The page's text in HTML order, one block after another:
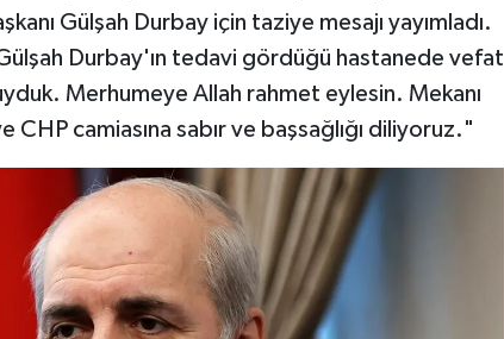
Gülşah Durbay için taziye mesajı yayımladı.
Durbay'ın tedavi gördüğü hastanede vefat
Merhumeye Allah rahmet eylesin. Mekanı
camiasına sabır ve başsağlığı diliyoruz."